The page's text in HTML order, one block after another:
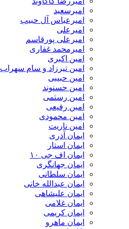
امیرسعید
امیرعباس آل حبیب
امیرعلی
امیرعلی پورقاسم
امیرمحمد غفاری
امین اکبری
امین تیرزاد و سام سهراب
امین حبیبی
امین حسنوند
امین رستمی
امین رفیعی
امین محمودی
امین ناریت
ایمان آذری
ایمان استار
ایمان اف جی ۱۰
ایمان جهانگری
ایمان سلطانی
ایمان عبدالله خانی
ایمان علیشاهی
ایمان غلامی
ایمان کریمی
ایمان ماهرو